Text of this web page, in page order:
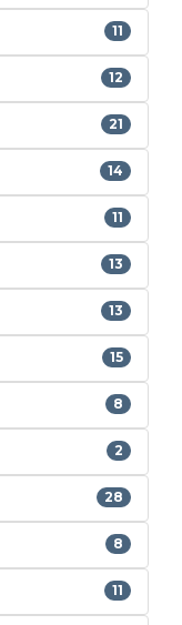
11
12
21
14
11
13
13
15
8
2
28
8
11